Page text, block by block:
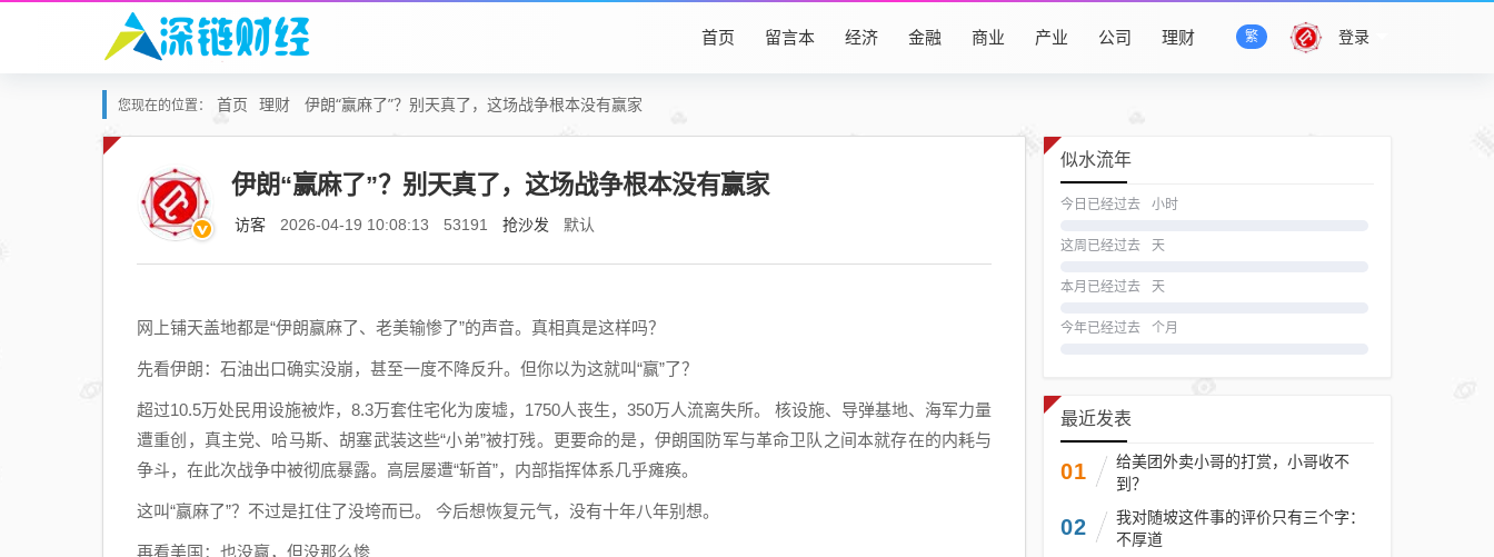
登录
繁
首页 留言本 经济 金融 商业 产业 公司 理财
您现在的位置： 首页 理财 伊朗“赢麻了”？别天真了，这场战争根本没有赢家
伊朗“赢麻了”？别天真了，这场战争根本没有赢家
访客 2026-04-19 10:08:13 53191 抢沙发 默认
网上铺天盖地都是“伊朗赢麻了、老美输惨了”的声音。真相真是这样吗？
先看伊朗：石油出口确实没崩，甚至一度不降反升。但你以为这就叫“赢”了？
超过10.5万处民用设施被炸，8.3万套住宅化为废墟，1750人丧生，350万人流离失所。 核设施、导弹基地、海军力量
遭重创，真主党、哈马斯、胡塞武装这些“小弟”被打残。更要命的是，伊朗国防军与革命卫队之间本就存在的内耗与
争斗，在此次战争中被彻底暴露。高层屡遭“斩首”，内部指挥体系几乎瘫痪。
这叫“赢麻了”？不过是扛住了没垮而已。 今后想恢复元气，没有十年八年别想。
再看美国：也没赢，但没那么惨
似水流年
今日已经过去 小时
这周已经过去 天
本月已经过去 天
今年已经过去 个月
最近发表
01
给美团外卖小哥的打赏，小哥收不
到？
02
我对随坡这件事的评价只有三个字：
不厚道